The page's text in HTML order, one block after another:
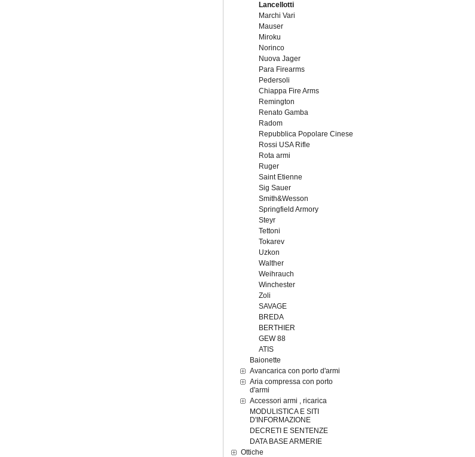
Lancellotti
Marchi Vari
Mauser
Miroku
Norinco
Nuova Jager
Para Firearms
Pedersoli
Chiappa Fire Arms
Remington
Renato Gamba
Radom
Repubblica Popolare Cinese
Rossi USA Rifle
Rota armi
Ruger
Saint Etienne
Sig Sauer
Smith&Wesson
Springfield Armory
Steyr
Tettoni
Tokarev
Uzkon
Walther
Weihrauch
Winchester
Zoli
SAVAGE
BREDA
BERTHIER
GEW 88
ATIS
Baionette
Avancarica con porto d'armi
Aria compressa con porto
d'armi
Accessori armi , ricarica
MODULISTICA E SITI
D'INFORMAZIONE
DECRETI E SENTENZE
DATA BASE ARMERIE
Ottiche